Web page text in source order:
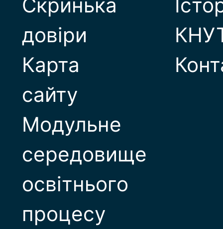
Скринька
довіри
Карта
сайту
Модульне
середовище
освітнього
процесу